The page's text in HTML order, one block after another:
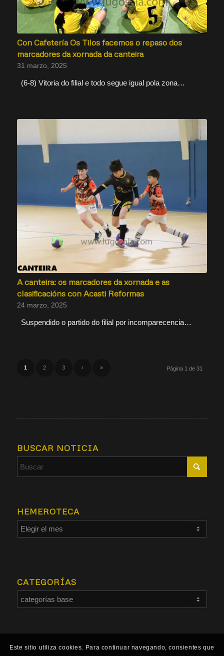
Con Cafetería Os Tilos facemos o repaso dos
marcadores da xornada da canteira
31 marzo, 2025
(6-8) Vitoria do filial e todo segue igual pola zona…
A canteira: os marcadores da xornada e as
clasificacións con Acasti Reformas
24 marzo, 2025
Suspendido o partido do filial por incomparecencia…
Página 1 de 31
1 2 3 › »
BUSCAR NOTICIA
HEMEROTECA
CATEGORÍAS
Este sitio utiliza cookies. Para continuar navegando, consientes que